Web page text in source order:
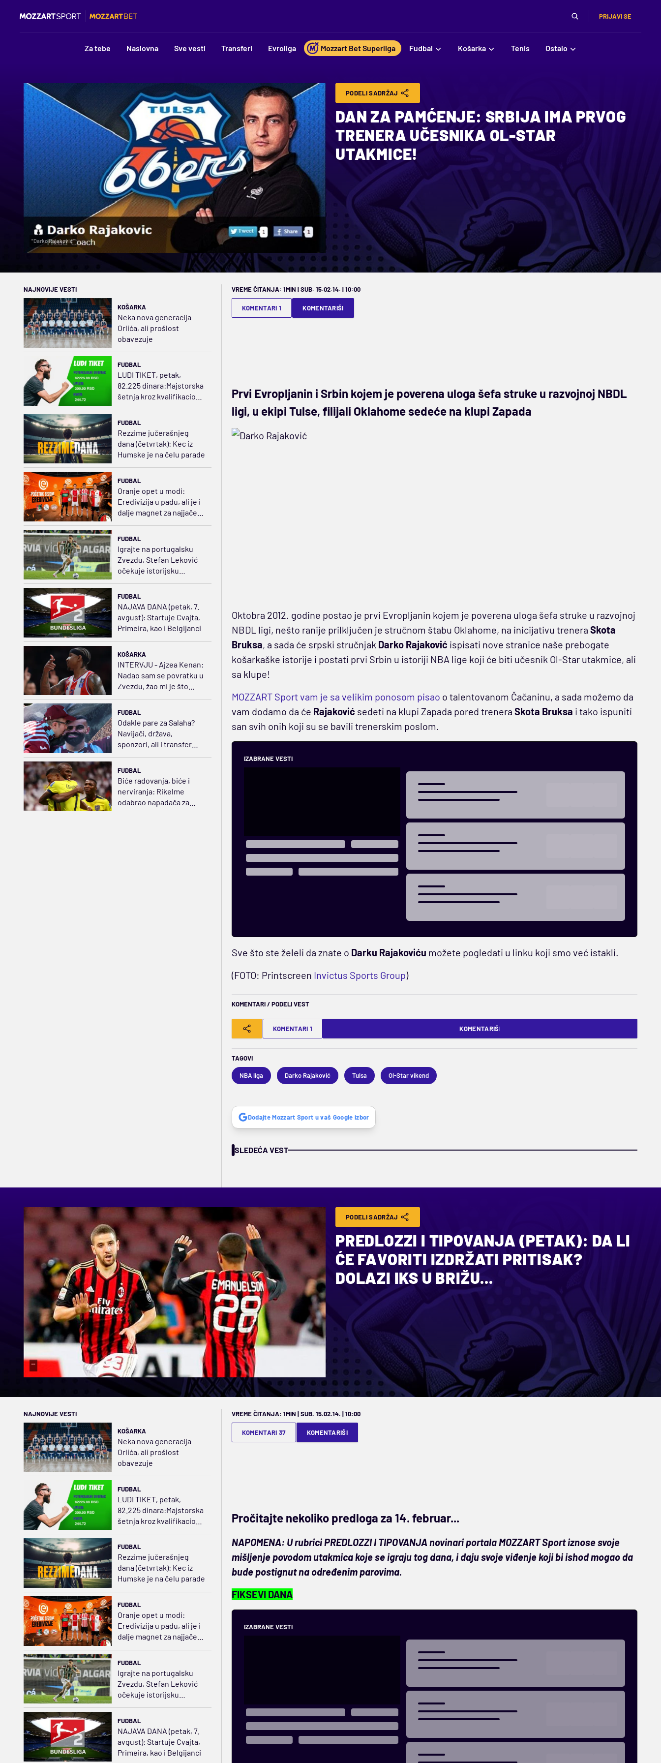
PRIJAVI SE
Za tebe Naslovna Sve vesti Transferi Evroliga Mozzart Bet Superliga Fudbal Košarka Tenis Ostalo
"Darko Rajaković"
PODELI SADRŽAJ
DAN ZA PAMĆENJE: SRBIJA IMA PRVOG
TRENERA UČESNIKA OL-STAR
UTAKMICE!
NAJNOVIJE VESTI
KOŠARKA
Neka nova generacija
Orlića, ali prošlost
obavezuje
FUDBAL
LUDI TIKET, petak,
82.225 dinara:Majstorska
šetnja kroz kvalifikacione
FUDBAL
Rezzime jučerašnjeg
dana (četvrtak): Kec iz
Humske je na čelu parade
FUDBAL
Oranje opet u modi:
Eredivizija u padu, ali je i
dalje magnet za najjače
klubove Evrope
FUDBAL
Igrajte na portugalsku
Zvezdu, Stefan Leković
očekuje istorijsku
FUDBAL
NAJAVA DANA (petak, 7.
avgust): Startuje Cvajta,
Primeira, kao i Belgijanci
KOŠARKA
INTERVJU - Ajzea Kenan:
Nadao sam se povratku u
Zvezdu, žao mi je što
neće videti moje novo
FUDBAL
Odakle pare za Salaha?
Navijači, država,
sponzori, ali i transfer
FUDBAL
Biće radovanja, biće i
nerviranja: Rikelme
odabrao napadača za
VREME ČITANJA: 1MIN | SUB. 15.02.14. | 10:00
KOMENTARI 1 KOMENTARIŠI
Prvi Evropljanin i Srbin kojem je poverena uloga šefa struke u razvojnoj NBDL
ligi, u ekipi Tulse, filijali Oklahome sedeće na klupi Zapada
Oktobra 2012. godine postao je prvi Evropljanin kojem je poverena uloga šefa struke u razvojnoj
NBDL ligi, nešto ranije prilključen je stručnom štabu Oklahome, na inicijativu trenera Skota
Bruksa, a sada će srpski stručnjak Darko Rajaković ispisati nove stranice naše prebogate
košarkaške istorije i postati prvi Srbin u istoriji NBA lige koji će biti učesnik Ol-Star utakmice, ali
sa klupe!
MOZZART Sport vam je sa velikim ponosom pisao o talentovanom Čačaninu, a sada možemo da
vam dodamo da će Rajaković sedeti na klupi Zapada pored trenera Skota Bruksa i tako ispuniti
san svih onih koji su se bavili trenerskim poslom.
IZABRANE VESTI
Sve što ste želeli da znate o Darku Rajakoviću možete pogledati u linku koji smo već istakli.
(FOTO: Printscreen Invictus Sports Group)
KOMENTARI / PODELI VEST
KOMENTARI 1 KOMENTARIŠI
TAGOVI
NBA liga Darko Rajaković Tulsa Ol-Star vikend
Dodajte Mozzart Sport u vaš Google izbor
SLEDEĆA VEST
""
PODELI SADRŽAJ
PREDLOZZI I TIPOVANJA (PETAK): DA LI
ĆE FAVORITI IZDRŽATI PRITISAK?
DOLAZI IKS U BRIŽU...
NAJNOVIJE VESTI
KOŠARKA
Neka nova generacija
Orlića, ali prošlost
obavezuje
FUDBAL
LUDI TIKET, petak,
82.225 dinara:Majstorska
šetnja kroz kvalifikacione
FUDBAL
Rezzime jučerašnjeg
dana (četvrtak): Kec iz
Humske je na čelu parade
FUDBAL
Oranje opet u modi:
Eredivizija u padu, ali je i
dalje magnet za najjače
FUDBAL
Igrajte na portugalsku
Zvezdu, Stefan Leković
očekuje istorijsku
sezonu
FUDBAL
NAJAVA DANA (petak, 7.
avgust): Startuje Cvajta,
Primeira, kao i Belgijanci
VREME ČITANJA: 1MIN | SUB. 15.02.14. | 10:00
KOMENTARI 37 KOMENTARIŠI
Pročitajte nekoliko predloga za 14. februar...
NAPOMENA: U rubrici PREDLOZZI I TIPOVANJA novinari portala MOZZART Sport iznose svoje
mišljenje povodom utakmica koje se igraju tog dana, i daju svoje viđenje koji bi ishod mogao da
bude postignut na određenim parovima.
FIKSEVI DANA
IZABRANE VESTI